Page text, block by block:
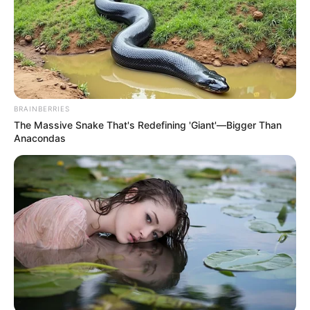
TEMAS DESTACADOS
SARAMPIÓN AVENIDA AMBALÁ
IBAGUÉ
PARQUE DE DIVERSIONES
ELECCIONES PRESIDENCIALES
FENÓMENO DEL NIÑO
BRAINBERRIES
The Massive Snake That's Redefining 'Giant'—Bigger Than
Anacondas